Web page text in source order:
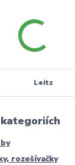
Leitz
rozešívačky